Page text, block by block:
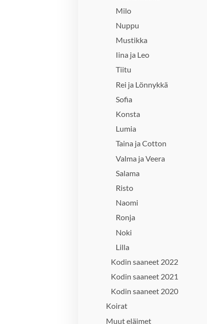
Milo
Nuppu
Mustikka
Iina ja Leo
Tiitu
Rei ja Lönnykkä
Sofia
Konsta
Lumia
Taina ja Cotton
Valma ja Veera
Salama
Risto
Naomi
Ronja
Noki
Lilla
Kodin saaneet 2022
Kodin saaneet 2021
Kodin saaneet 2020
Koirat
Muut eläimet